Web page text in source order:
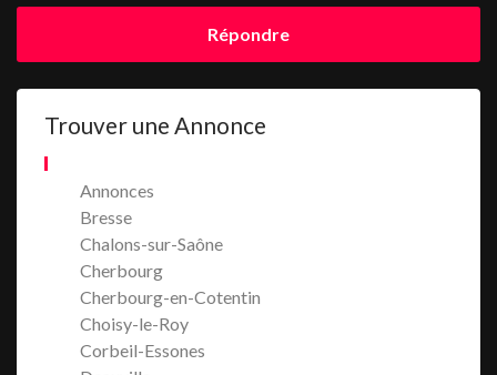
Répondre
Trouver une Annonce
Annonces
Bresse
Chalons-sur-Saône
Cherbourg
Cherbourg-en-Cotentin
Choisy-le-Roy
Corbeil-Essones